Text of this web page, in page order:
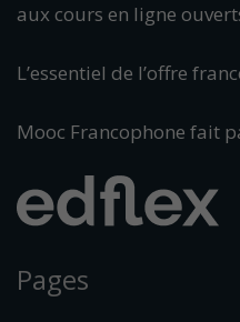
aux cours en ligne
L’essentiel de l’offre
Mooc Francophone fait
Pages